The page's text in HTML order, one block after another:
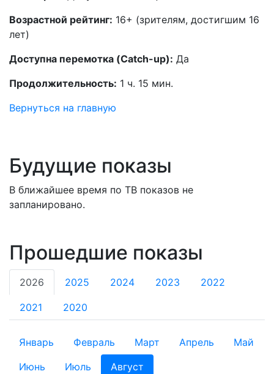
Возрастной рейтинг: 16+ (зрителям, достигшим 16
лет)
Доступна перемотка (Catch-up): Да
Продолжительность: 1 ч. 15 мин.
Вернуться на главную
Будущие показы
В ближайшее время по ТВ показов не
запланировано.
Прошедшие показы
2026 2025 2024 2023 2022
2021 2020
Январь Февраль Март Апрель
Май
Июнь
Июль Август